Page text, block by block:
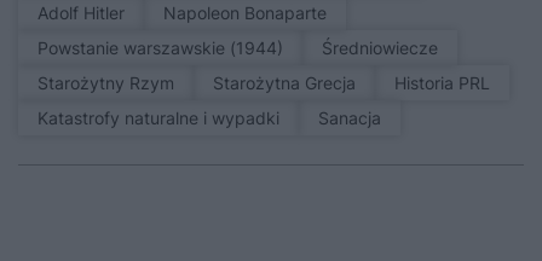
Adolf Hitler
Napoleon Bonaparte
Powstanie warszawskie (1944)
średniowiecze
Starożytny Rzym
Starożytna Grecja
Historia PRL
Katastrofy naturalne i wypadki
sanacja